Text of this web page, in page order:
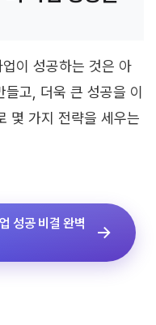
이 성공하는 것은 아
들고, 더욱 큰 성공을 이
몇 가지 전략을 세우는
성공 비결 완벽